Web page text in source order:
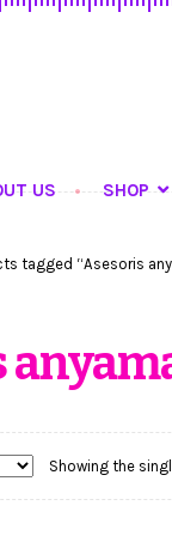
US SHOP
tagged “Asesoris
Showing the